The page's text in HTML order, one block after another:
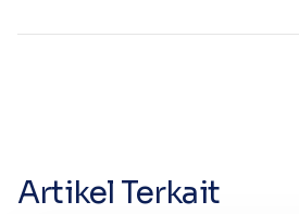
Artikel Terkait